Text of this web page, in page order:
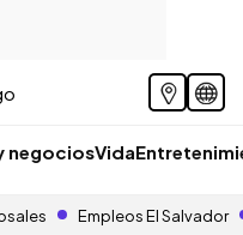
negociosVida
Empleos El Salvador